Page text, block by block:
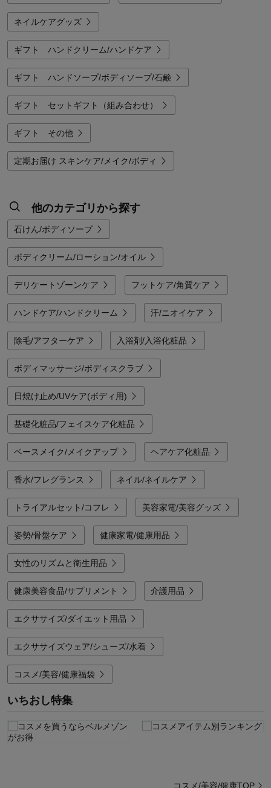
ネイルケアグッズ
ギフト ハンドクリーム/ハンドケア
ギフト ハンドソープ/ボディソープ/石鹸
ギフト セットギフト（組み合わせ）
ギフト その他
定期お届け スキンケア/メイク/ボディ
他のカテゴリから探す
石けん/ボディソープ
ボディクリーム/ローション/オイル
デリケートゾーンケア フットケア/角質ケア
ハンドケア/ハンドクリーム 汗/ニオイケア
除毛/アフターケア 入浴剤/入浴化粧品
ボディマッサージ/ボディスクラブ
日焼け止め/UVケア(ボディ用)
基礎化粧品/フェイスケア化粧品
ベースメイク/メイクアップ ヘアケア化粧品
香水/フレグランス ネイル/ネイルケア
トライアルセット/コフレ 美容家電/美容グッズ
姿勢/骨盤ケア 健康家電/健康用品
女性のリズムと衛生用品
健康美容食品/サプリメント 介護用品
エクササイズ/ダイエット用品
エクササイズウェア/シューズ/水着
コスメ/美容/健康福袋
いちおし特集
コスメ/美容/健康TOP